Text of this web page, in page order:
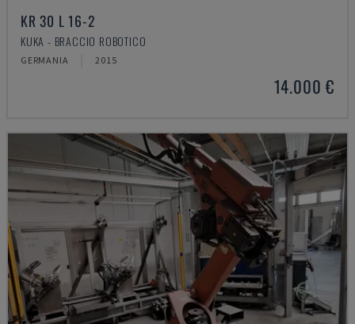
KR 30 L 16-2
KUKA - BRACCIO ROBOTICO
GERMANIA 2015
14.000 €